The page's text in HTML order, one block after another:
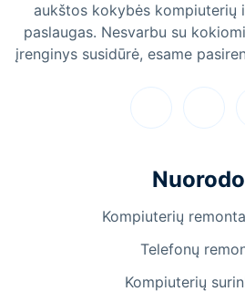
aukštos kokybės kompiuterių
paslaugas. Nesvarbu su
įrenginys susidūrė, esame
Kompiuterių
Telefonų
Kompiuterių